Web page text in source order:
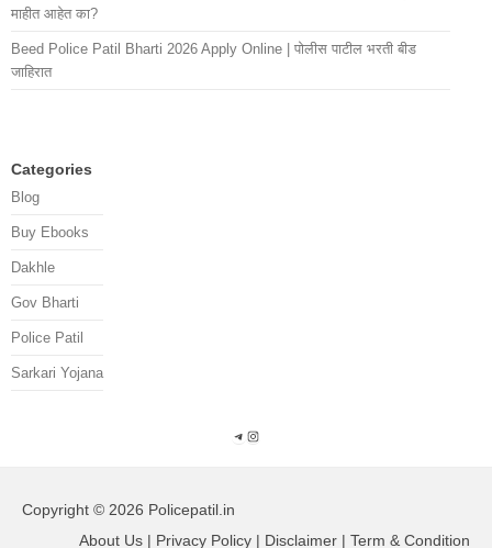
माहीत आहेत का?
Beed Police Patil Bharti 2026 Apply Online | पोलीस पाटील भरती बीड
जाहिरात
Categories
Blog
Buy Ebooks
Dakhle
Gov Bharti
Police Patil
Sarkari Yojana
Telegram
Instagram
Copyright © 2026 Policepatil.in
About Us | Privacy Policy | Disclaimer | Term & Condition